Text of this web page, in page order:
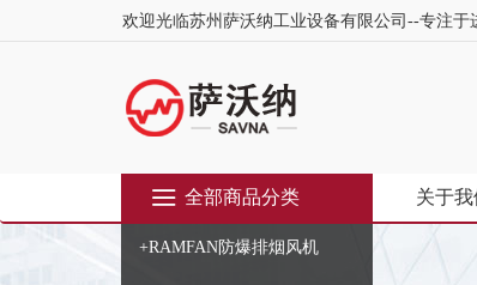
欢迎光临苏州萨沃纳工业设备有限公司--专注
全部商品分类
+RAMFAN防爆排烟风机
关于我